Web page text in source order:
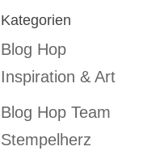
Kategorien
Blog Hop
Inspiration & Art
Blog Hop Team
Stempelherz